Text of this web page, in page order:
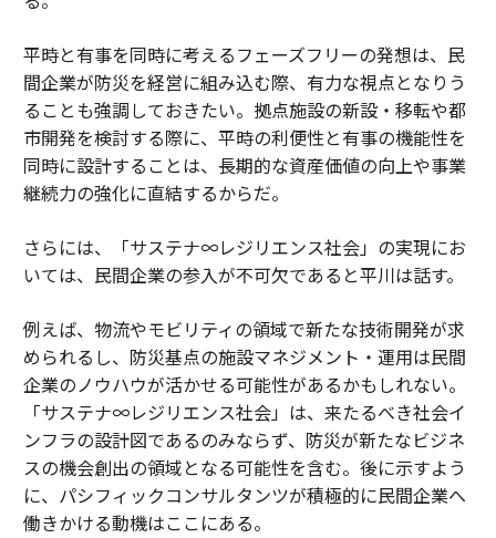
平時と有事を同時に考えるフェーズフリーの発想は、民
間企業が防災を経営に組み込む際、有力な視点となりう
ることも強調しておきたい。拠点施設の新設・移転や都
市開発を検討する際に、平時の利便性と有事の機能性を
同時に設計することは、長期的な資産価値の向上や事業
継続力の強化に直結するからだ。
さらには、「サステナ∞レジリエンス社会」の実現にお
いては、民間企業の参入が不可欠であると平川は話す。
例えば、物流やモビリティの領域で新たな技術開発が求
められるし、防災基点の施設マネジメント・運用は民間
企業のノウハウが活かせる可能性があるかもしれない。
「サステナ∞レジリエンス社会」は、来たるべき社会イ
ンフラの設計図であるのみならず、防災が新たなビジネ
スの機会創出の領域となる可能性を含む。後に示すよう
に、パシフィックコンサルタンツが積極的に民間企業へ
働きかける動機はここにある。